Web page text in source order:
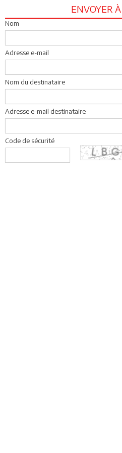
ENVOYER
Nom
Adresse e-mail
Nom du destinataire
Adresse e-mail destinataire
Code de sécurité